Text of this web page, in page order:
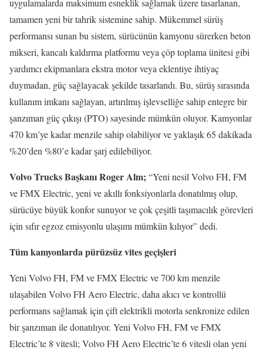
uygulamalarda maksimum esneklik sağlamak üzere tasarlanan,
tamamen yeni bir tahrik sistemine sahip. Mükemmel sürüş
performansı sunan bu sistem, sürücünün kamyonu sürerken beton
mikseri, kancalı kaldırma platformu veya çöp toplama ünitesi gibi
yardımcı ekipmanlara ekstra motor veya eklentiye ihtiyaç
duymadan, güç sağlayacak şekilde tasarlandı. Bu, sürüş sırasında
kullanım imkanı sağlayan, artırılmış işlevselliğe sahip entegre bir
şanzıman güç çıkışı (PTO) sayesinde mümkün oluyor. Kamyonlar
470 km’ye kadar menzile sahip olabiliyor ve yaklaşık 65 dakikada
%20’den %80’e kadar şarj edilebiliyor.
Volvo Trucks Başkanı Roger Alm;“Yeni nesil Volvo FH, FM
ve FMX Electric, yeni ve akıllı fonksiyonlarla donatılmış olup,
sürücüye büyük konfor sunuyor ve çok çeşitli taşımacılık görevleri
için sıfır egzoz emisyonlu ulaşımı mümkün kılıyor” dedi.
Tüm kamyonlarda pürüzsüz vites geçişleri
Yeni Volvo FH, FM ve FMX Electric ve 700 km menzile
ulaşabilen Volvo FH Aero Electric, daha akıcı ve kontrollü
performans sağlamak için çift elektrikli motorla senkronize edilen
bir şanzıman ile donatılıyor. Yeni Volvo FH, FM ve FMX
Electric’te 8 vitesli; Volvo FH Aero Electric’te 6 vitesli olan yeni